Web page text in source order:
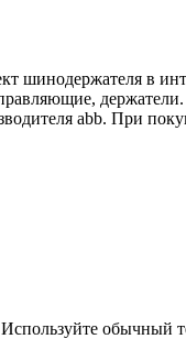
шинодержателя в
abb. При
обычный